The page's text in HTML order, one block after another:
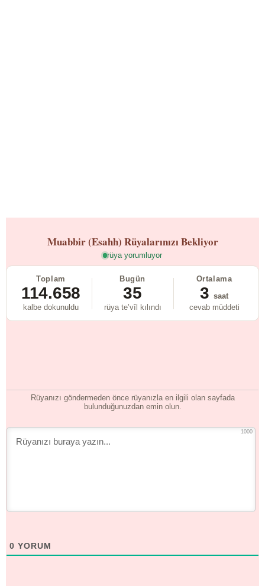
Muabbir (Esahh) Rüyalarınızı Bekliyor
rüya yorumluyor
Toplam
114.658
kalbe dokunuldu
Bugün
35
rüya te’vîl kılındı
Ortalama
3 saat
cevab müddeti
Rüyanızı göndermeden önce rüyanızla en ilgili olan sayfada
bulunduğunuzdan emin olun.
1000
0 YORUM